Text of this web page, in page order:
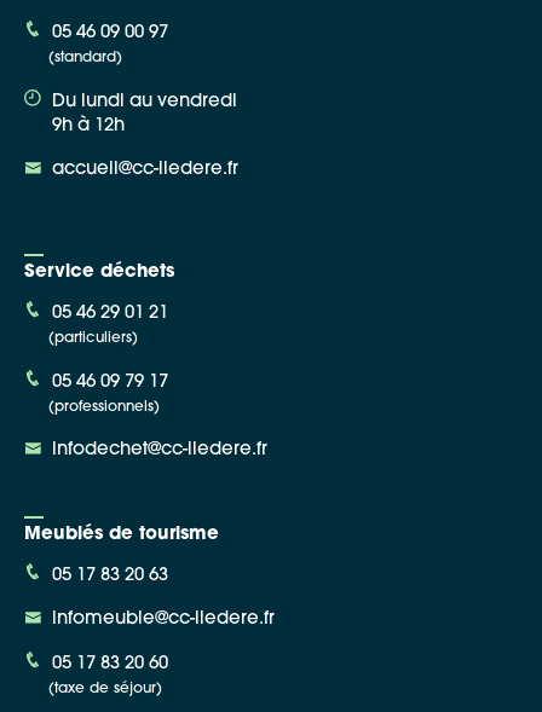
05 46 09 00 97
(standard)
Du lundi au vendredi
9h à 12h
accueil@cc-iledere.fr
Service déchets
05 46 29 01 21
(particuliers)
05 46 09 79 17
(professionnels)
infodechet@cc-iledere.fr
Meublés de tourisme
05 17 83 20 63
infomeuble@cc-iledere.fr
05 17 83 20 60
(taxe de séjour)